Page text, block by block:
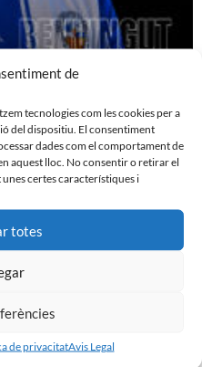
de
tecnologies com les cookies per a
del dispositiu. El consentiment
dades com el comportament de
aquest lloc. No consentir o retirar el
certes característiques i
totes
de privacitatAvis Legal
DEL CE